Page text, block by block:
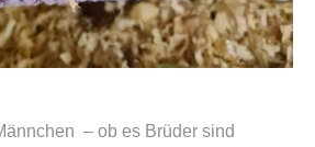
– ob es Brüder sind